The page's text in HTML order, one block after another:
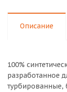
Описание
100%
разработанное
турбированные,